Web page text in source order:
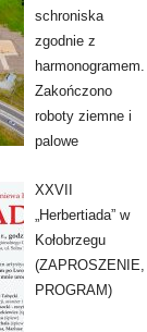
schroniska
zgodnie z
harmonogramem.
Zakończono
roboty ziemne i
palowe
XXVII
„Herbertiada” w
Kołobrzegu
(ZAPROSZENIE,
PROGRAM)